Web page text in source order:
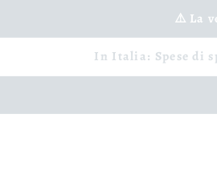
⚠️ La
In Italia: Spese di